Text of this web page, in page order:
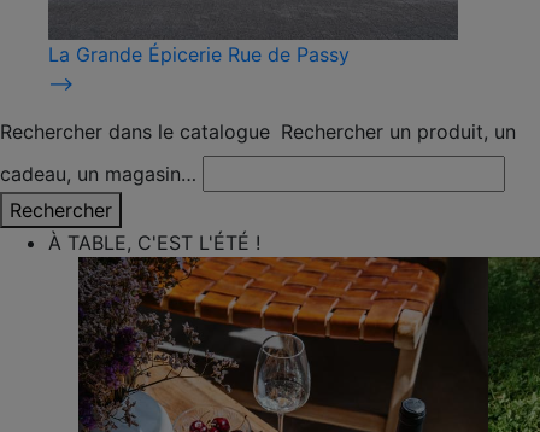
La Grande Épicerie Rue de Passy
⟶
Rechercher dans le catalogue Rechercher un produit, un
cadeau, un magasin…
Rechercher
À TABLE, C'EST L'ÉTÉ !